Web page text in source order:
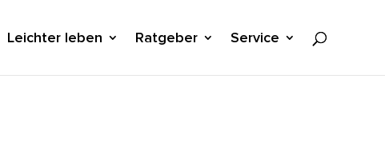
Leichter leben Ratgeber Service